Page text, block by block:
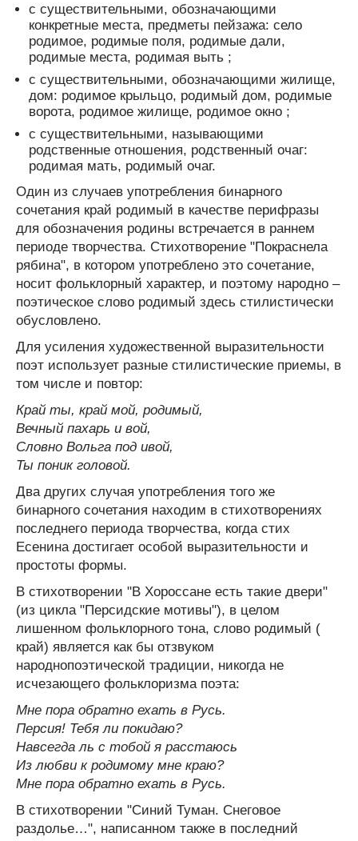
с существительными, обозначающими
конкретные места, предметы пейзажа: село
родимое, родимые поля, родимые дали,
родимые места, родимая выть ;
с существительными, обозначающими жилище,
дом: родимое крыльцо, родимый дом, родимые
ворота, родимое жилище, родимое окно ;
с существительными, называющими
родственные отношения, родственный очаг:
родимая мать, родимый очаг.
Один из случаев употребления бинарного
сочетания край родимый в качестве перифразы
для обозначения родины встречается в раннем
периоде творчества. Стихотворение "Покраснела
рябина", в котором употреблено это сочетание,
носит фольклорный характер, и поэтому народно –
поэтическое слово родимый здесь стилистически
обусловлено.
Для усиления художественной выразительности
поэт использует разные стилистические приемы, в
том числе и повтор:
Край ты, край мой, родимый,
Вечный пахарь и вой,
Словно Вольга под ивой,
Ты поник головой.
Два других случая употребления того же
бинарного сочетания находим в стихотворениях
последнего периода творчества, когда стих
Есенина достигает особой выразительности и
простоты формы.
В стихотворении "В Хороссане есть такие двери"
(из цикла "Персидские мотивы"), в целом
лишенном фольклорного тона, слово родимый (
край) является как бы отзвуком
народнопоэтической традиции, никогда не
исчезающего фольклоризма поэта:
Мне пора обратно ехать в Русь.
Персия! Тебя ли покидаю?
Навсегда ль с тобой я расстаюсь
Из любви к родимому мне краю?
Мне пора обратно ехать в Русь.
В стихотворении "Синий Туман. Снеговое
раздолье…", написанном также в последний